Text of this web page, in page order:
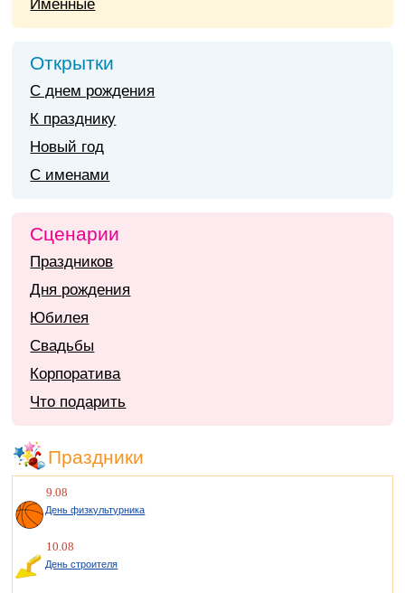
Именные
Открытки
С днем рождения
К празднику
Новый год
С именами
Сценарии
Праздников
Дня рождения
Юбилея
Свадьбы
Корпоратива
Что подарить
Праздники
9.08
День физкультурника
10.08
День строителя